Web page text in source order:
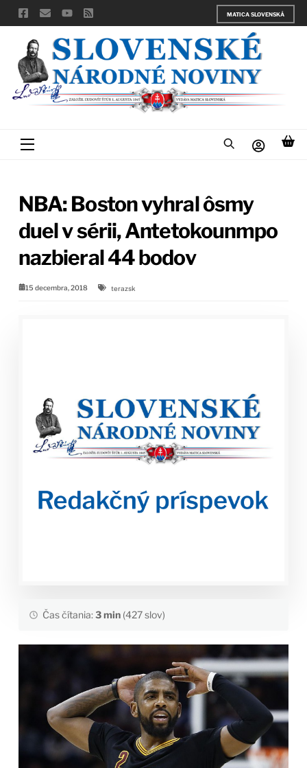
Skip
to
content
MATICA SLOVENSKÁ
Menu
NBA: Boston vyhral ôsmy
duel v sérii, Antetokounmpo
nazbieral 44 bodov
15 decembra, 2018 terazsk
Čas čítania:3 min(427 slov)